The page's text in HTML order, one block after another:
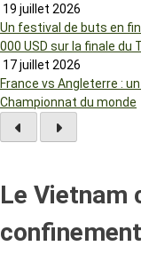
19 juillet 2026
Un festival de buts en
000 USD sur la finale du
17 juillet 2026
France vs Angleterre :
Championnat du monde
Le Vietnam